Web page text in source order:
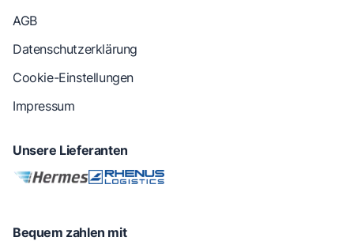
AGB
Datenschutzerklärung
Cookie-Einstellungen
Impressum
Unsere Lieferanten
Bequem zahlen mit